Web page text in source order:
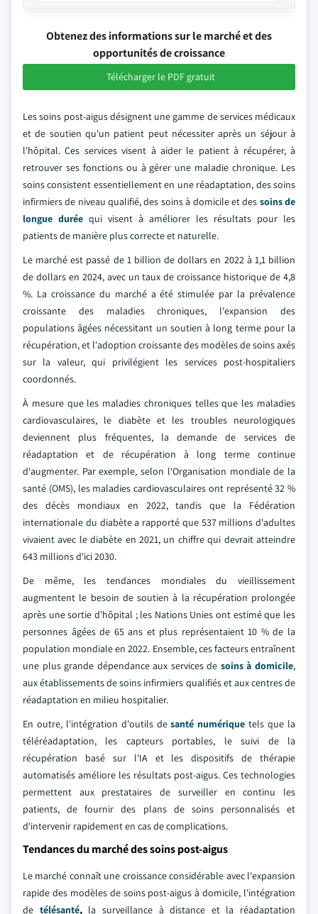
Obtenez des informations sur le marché et des
opportunités de croissance
Télécharger le PDF gratuit
Les soins post-aigus désignent une gamme de services médicaux
et de soutien qu'un patient peut nécessiter après un séjour à
l'hôpital. Ces services visent à aider le patient à récupérer, à
retrouver ses fonctions ou à gérer une maladie chronique. Les
soins consistent essentiellement en une réadaptation, des soins
infirmiers de niveau qualifié, des soins à domicile et des soins de
longue durée qui visent à améliorer les résultats pour les
patients de manière plus correcte et naturelle.
Le marché est passé de 1 billion de dollars en 2022 à 1,1 billion
de dollars en 2024, avec un taux de croissance historique de 4,8
%. La croissance du marché a été stimulée par la prévalence
croissante des maladies chroniques, l'expansion des
populations âgées nécessitant un soutien à long terme pour la
récupération, et l'adoption croissante des modèles de soins axés
sur la valeur, qui privilégient les services post-hospitaliers
coordonnés.
À mesure que les maladies chroniques telles que les maladies
cardiovasculaires, le diabète et les troubles neurologiques
deviennent plus fréquentes, la demande de services de
réadaptation et de récupération à long terme continue
d'augmenter. Par exemple, selon l'Organisation mondiale de la
santé (OMS), les maladies cardiovasculaires ont représenté 32 %
des décès mondiaux en 2022, tandis que la Fédération
internationale du diabète a rapporté que 537 millions d'adultes
vivaient avec le diabète en 2021, un chiffre qui devrait atteindre
643 millions d'ici 2030.
De même, les tendances mondiales du vieillissement
augmentent le besoin de soutien à la récupération prolongée
après une sortie d'hôpital ; les Nations Unies ont estimé que les
personnes âgées de 65 ans et plus représentaient 10 % de la
population mondiale en 2022. Ensemble, ces facteurs entraînent
une plus grande dépendance aux services de soins à domicile,
aux établissements de soins infirmiers qualifiés et aux centres de
réadaptation en milieu hospitalier.
En outre, l'intégration d'outils desanté numérique tels que la
téléréadaptation, les capteurs portables, le suivi de la
récupération basé sur l'IA et les dispositifs de thérapie
automatisés améliore les résultats post-aigus. Ces technologies
permettent aux prestataires de surveiller en continu les
patients, de fournir des plans de soins personnalisés et
d'intervenir rapidement en cas de complications.
Tendances du marché des soins post-aigus
Le marché connaît une croissance considérable avec l'expansion
rapide des modèles de soins post-aigus à domicile, l'intégration
de télésanté,la surveillance à distance et la réadaptation